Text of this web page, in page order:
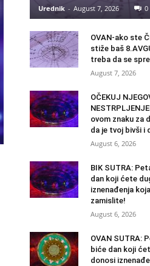
Urednik - August 7, 2026 0
OVAN-ako ste
stiže baš
treba da se
August 7, 2026
OČEKUJ
ovom znaku za
da je tvoj bivši i
August 6, 2026
BIK SUTRA:
dan koji ćete
iznenađenja
zamislite!
August 6, 2026
OVAN SUTRA:
biće dan koji
donosi